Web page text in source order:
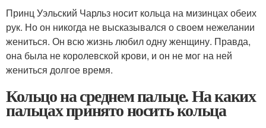
Принц Уэльский Чарльз носит кольца на мизинцах обеих
рук. Но он никогда не высказывался о своем нежелании
жениться. Он всю жизнь любил одну женщину. Правда,
она была не королевской крови, и он не мог на ней
жениться долгое время.
Кольцо на среднем пальце. На каких
пальцах принято носить кольца